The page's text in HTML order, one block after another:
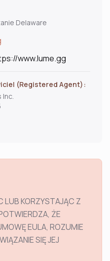
Delaware
www.lume.gg
(Registered Agent):
Inc.
LUB KORZYSTAJĄC Z
ŻE
EULA, ROZUMIE
SIĘ JEJ